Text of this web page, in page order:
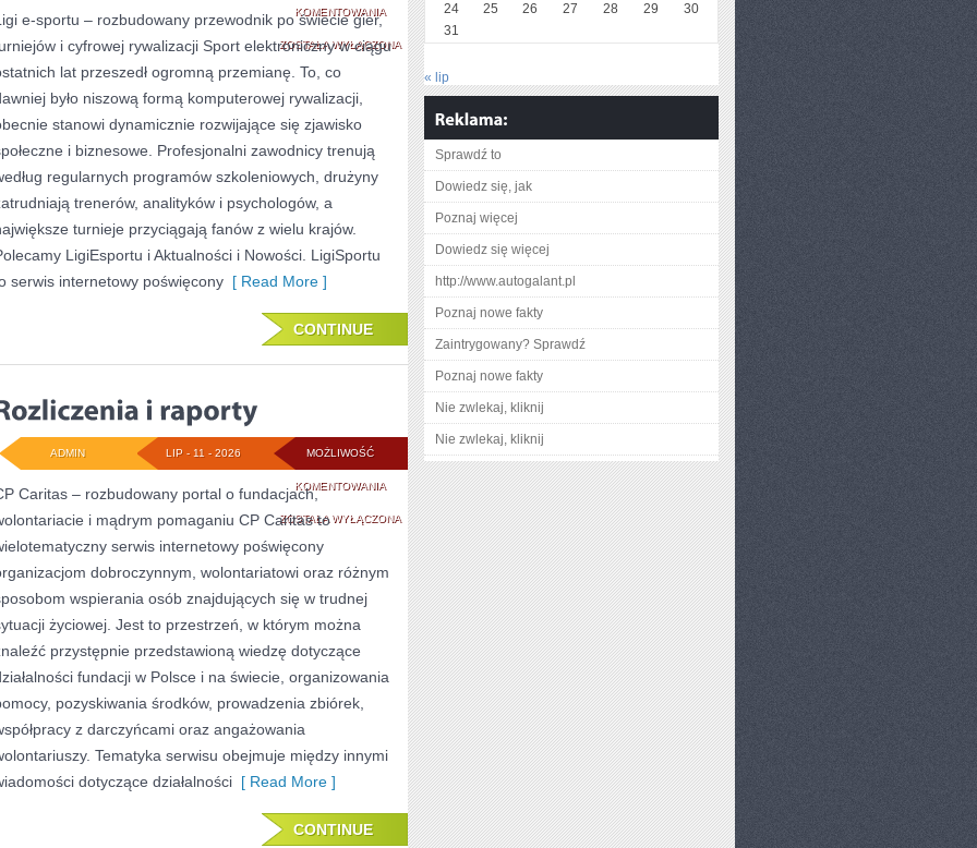
KOMENTOWANIAKARIERA
I
BIZNES
SPORCIE
ZOSTAŁA WYŁĄCZONA
e-sportu – rozbudowany przewodnik po świecie gier,
i cyfrowej rywalizacji Sport elektroniczny w ciągu
lat przeszedł ogromną przemianę. To, co
było niszową formą komputerowej rywalizacji,
stanowi dynamicznie rozwijające się zjawisko
i biznesowe. Profesjonalni zawodnicy trenują
regularnych programów szkoleniowych, drużyny
trenerów, analityków i psychologów, a
turnieje przyciągają fanów z wielu krajów.
LigiEsportu i Aktualności i Nowości. LigiSportu
serwis internetowy poświęcony [ Read More ]
CONTINUE
MOŻLIWOŚĆ
KOMENTOWANIAROZLICZENIA
I
RAPORTY
ZOSTAŁA WYŁĄCZONA
LIP - 11 - 2026
ADMIN
Caritas – rozbudowany portal o fundacjach,
i mądrym pomaganiu CP Caritas to
serwis internetowy poświęcony
dobroczynnym, wolontariatowi oraz różnym
wspierania osób znajdujących się w trudnej
życiowej. Jest to przestrzeń, w którym można
przystępnie przedstawioną wiedzę dotyczące
fundacji w Polsce i na świecie, organizowania
pozyskiwania środków, prowadzenia zbiórek,
z darczyńcami oraz angażowania
Tematyka serwisu obejmuje między innymi
dotyczące działalności [ Read More ]
CONTINUE
24
25 26 27 28 29
30
31
« lip
Sprawdź to
Dowiedz się, jak
Poznaj więcej
Dowiedz się więcej
http://www.autogalant.pl
Poznaj nowe fakty
Zaintrygowany? Sprawdź
Poznaj nowe fakty
Nie zwlekaj, kliknij
Nie zwlekaj, kliknij